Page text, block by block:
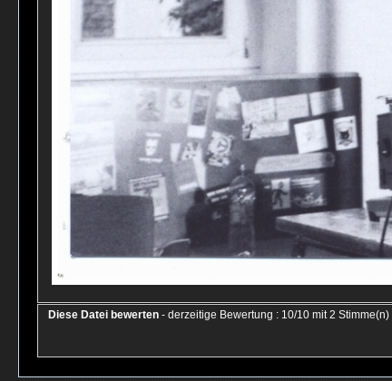
Diese Datei bewerten - derzeitige Bewertung : 10/10 mit 2 Stimme(n)